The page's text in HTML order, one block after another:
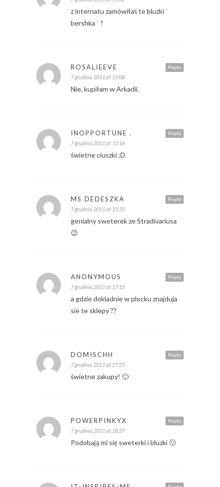
z internatu zamówiłaś te bluzki `
bershka ` ?
Reply
ROSALIEEVE
7 grudnia 2011 at 15:08
Nie, kupiłam w Arkadii.
Reply
INOPPORTUNE .
7 grudnia 2011 at 15:16
świetne ciuszki ;D
Reply
MS DEDESZKA
7 grudnia 2011 at 15:35
genialny sweterek ze Stradivariusa
😉
Reply
ANONYMOUS
7 grudnia 2011 at 17:15
a gdzie dokladnie w plocku znajduja
sie te sklepy ??
Reply
DOMISCHH
7 grudnia 2011 at 17:55
świetne zakupy! 🙂
Reply
POWERPINKYX
7 grudnia 2011 at 18:37
Podobają mi się sweterki i bluzki 🙂